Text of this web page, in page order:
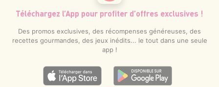
Téléchargez l’App pour profiter d’offres exclusives !
Des promos exclusives, des récompenses généreuses, des
recettes gourmandes, des jeux inédits... le tout dans une seule
app !